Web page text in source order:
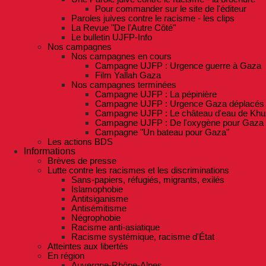
Pour commander sur le site de l'éditeur
Paroles juives contre le racisme - les clips
La Revue "De l'Autre Côté"
Le bulletin UJFP-Info
Nos campagnes
Nos campagnes en cours
Campagne UJFP : Urgence guerre à Gaza
Film Yallah Gaza
Nos campagnes terminées
Campagne UJFP : La pépinière
Campagne UJFP : Urgence Gaza déplacés
Campagne UJFP : Le château d'eau de
Campagne UJFP : De l'oxygène pour Gaza
Campagne "Un bateau pour Gaza"
Les actions BDS
Informations
Brèves de presse
Lutte contre les racismes et les discriminations
Sans-papiers, réfugiés, migrants, exilés
Islamophobie
Antitsiganisme
Antisémitisme
Négrophobie
Racisme anti-asiatique
Racisme systémique, racisme d'État
Atteintes aux libertés
En région